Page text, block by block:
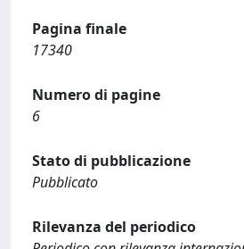
Pagina finale
17340
Numero di pagine
6
Stato di pubblicazione
Pubblicato
Rilevanza del periodico